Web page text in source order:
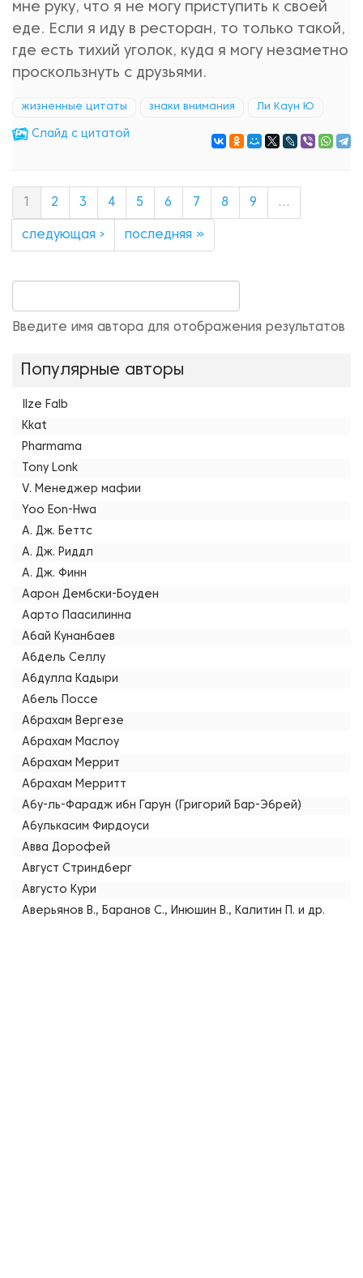
мне руку, что я не могу приступить к своей
еде. Если я иду в ресторан, то только такой,
где есть тихий уголок, куда я могу незаметно
проскользнуть с друзьями.
жизненные цитаты знаки внимания Ли Каун Ю
Cлайд с цитатой
2 3 4 5 6 7 8 9 …
следующая › последняя »
Введите имя автора для отображения результатов
Популярные авторы
Ilze Falb
Kkat
Pharmama
Tony Lonk
V. Менеджер мафии
Yoo Eon-Hwa
А. Дж. Беттс
А. Дж. Риддл
А. Дж. Финн
Аарон Дембски-Боуден
Аарто Паасилинна
Абай Кунанбаев
Абдель Селлу
Абдулла Кадыри
Абель Поссе
Абрахам Вергезе
Абрахам Маслоу
Абрахам Меррит
Абрахам Мерритт
Абу-ль-Фарадж ибн Гарун (Григорий Бар-Эбрей)
Абулькасим Фирдоуси
Авва Дорофей
Август Стриндберг
Августо Кури
Аверьянов В., Баранов С., Инюшин В., Калитин П. и др.